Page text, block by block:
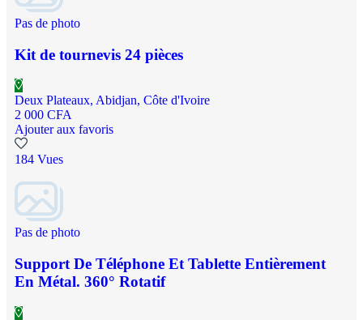
Pas de photo
Kit de tournevis 24 pièces
Deux Plateaux, Abidjan, Côte d'Ivoire
2 000 CFA
Ajouter aux favoris
184 Vues
Pas de photo
Support De Téléphone Et Tablette Entièrement
En Métal. 360° Rotatif